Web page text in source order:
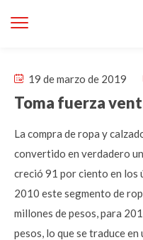
19 de marzo de 2019
Toma fuerza
La compra de ropa y
convertido en verdadero
creció 91 por ciento en los
2010 este segmento de
millones de pesos, para
pesos, lo que se traduce